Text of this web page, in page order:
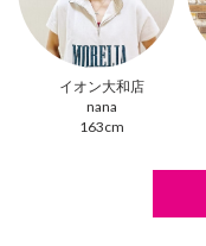
イオン大和店
nana
163cm